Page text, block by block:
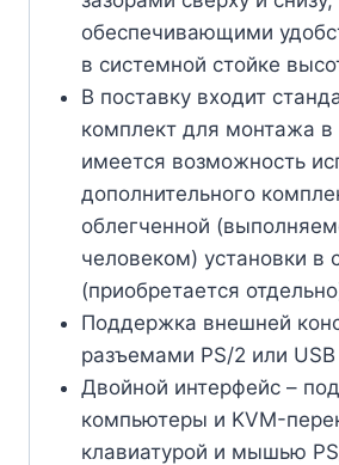
обеспечивающими
в системной стойке
В поставку входит
комплект для монтажа в
имеется возможность
дополнительного
облегченной
человеком) установки в
(приобретается
Поддержка внешней
разъемами PS/2 или USB
Двойной интерфейс –
компьютеры и KVM-
клавиатурой и мышью